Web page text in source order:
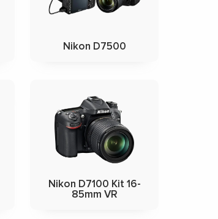
Nikon D7500
Nikon D7100 Kit 16-
85mm VR